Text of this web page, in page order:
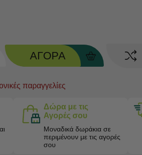
ΑΓΟΡΑ
παραγγελίες
Δώρα με τις
Αγορές σου
Μοναδικά δωράκια σε
περιμένουν με τις αγορές
σου